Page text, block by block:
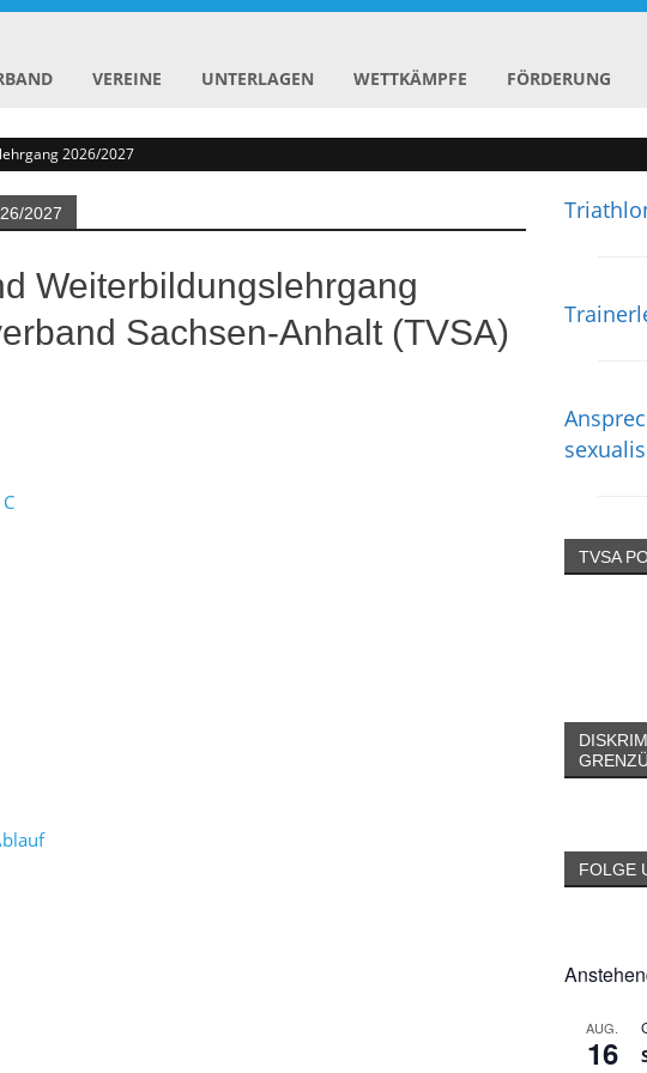
VEREINE UNTERLAGEN WETTKÄMPFE FÖRDERUNG
2026/2027
2027
Weiterbildungslehrgang
Sachsen-Anhalt (TVSA)
TVSA
FOLGE
AUG.
16